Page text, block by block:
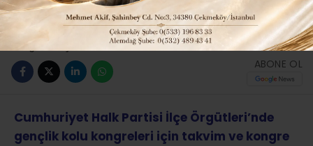
Giriş: 30-07-2024 10:30
Güncelleme: 30-07-2024 10:31
378 Güncel Siyaset
ABONE OL
Cumhuriyet Halk Partisi İlçe Örgütleri’nde
gençlik kolu kongreleri için takvim ve kongre